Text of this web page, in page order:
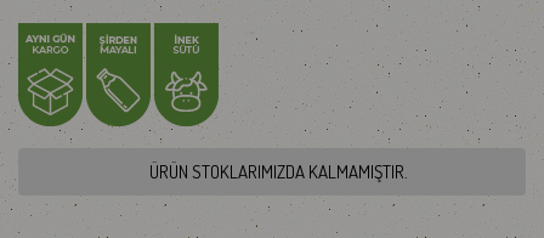
ÜRÜN STOKLARIMIZDA KALMAMIŞTIR.